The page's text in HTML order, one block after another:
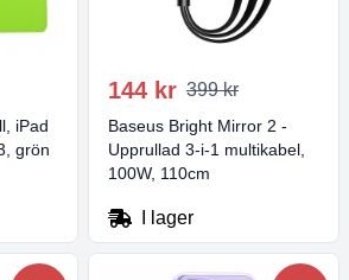
iPad
grön
144 kr 399 kr
Baseus Bright Mirror 2 -
Upprullad 3-i-1 multikabel,
100W, 110cm
I lager